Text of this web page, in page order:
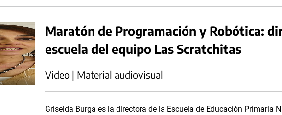
Maratón de Programación y Robótica:
escuela del equipo Las Scratchitas
Video | Material audiovisual
Griselda Burga es la directora de la Escuela de Educación Primaria